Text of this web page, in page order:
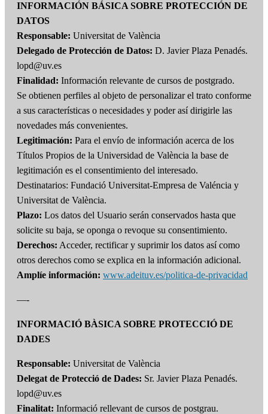
INFORMACIÓN BÁSICA SOBRE PROTECCIÓN DE
DATOS
Responsable: Universitat de València
Delegado de Protección de Datos: D. Javier Plaza Penadés.
lopd@uv.es
Finalidad: Información relevante de cursos de postgrado.
Se obtienen perfiles al objeto de personalizar el trato conforme
a sus características o necesidades y poder así dirigirle las
novedades más convenientes.
Legitimación: Para el envío de información acerca de los
Títulos Propios de la Universidad de València la base de
legitimación es el consentimiento del interesado.
Destinatarios: Fundació Universitat-Empresa de Valéncia y
Universitat de València.
Plazo: Los datos del Usuario serán conservados hasta que
solicite su baja, se oponga o revoque su consentimiento.
Derechos: Acceder, rectificar y suprimir los datos así como
otros derechos como se explica en la información adicional.
Amplíe información: www.adeituv.es/politica-de-privacidad
—-
INFORMACIÓ BÀSICA SOBRE PROTECCIÓ DE
DADES
Responsable: Universitat de València
Delegat de Protecció de Dades: Sr. Javier Plaza Penadés.
lopd@uv.es
Finalitat: Informació rellevant de cursos de postgrau.